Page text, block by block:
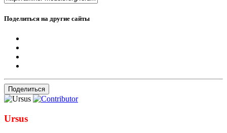
Поделиться на другие сайты
Поделиться
Ursus